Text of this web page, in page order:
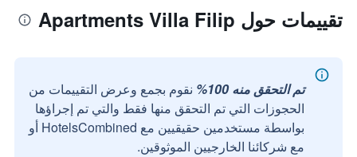
تقييمات حول Apartments Villa Filip
تم التحقق منه 100%
نقوم بجمع وعرض التقييمات من
الحجوزات التي تم التحقق منها فقط والتي تم إجراؤها
بواسطة مستخدمين حقيقيين مع HotelsCombined أو
مع شركائنا الخارجيين الموثوقين.